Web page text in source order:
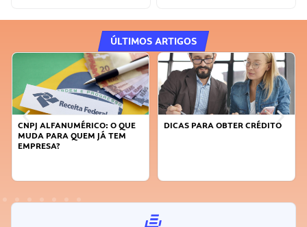
ÚLTIMOS ARTIGOS
O QUE
QUEM JÁ TEM
DICAS PARA OBTER CRÉDITO
FAÇA A